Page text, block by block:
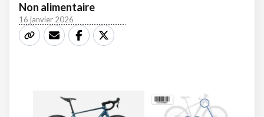
Non alimentaire
16 janvier 2026